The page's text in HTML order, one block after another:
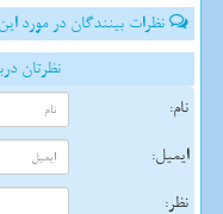
نظرات بینندگان در مورد
نظرتان
نام:
ایمیل:
نظر: